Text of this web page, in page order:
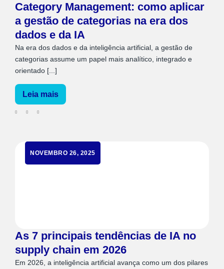
Category Management: como aplicar
a gestão de categorias na era dos
dados e da IA
Na era dos dados e da inteligência artificial, a gestão de
categorias assume um papel mais analítico, integrado e
orientado [...]
Leia mais
NOVEMBRO 26, 2025
As 7 principais tendências de IA no
supply chain em 2026
Em 2026, a inteligência artificial avança como um dos pilares